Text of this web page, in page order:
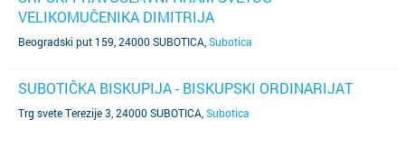
VELIKOMUČENIKA DIMITRIJA
Beogradski put 159, 24000 SUBOTICA Subotica
SUBOTIČKA BISKUPIJA - BISKUPSKI ORDINARIJAT
Trg svete Terezije 3, 24000 SUBOTICA Subotica